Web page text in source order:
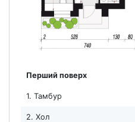
Перший поверх
1. Тамбур
2. Хол